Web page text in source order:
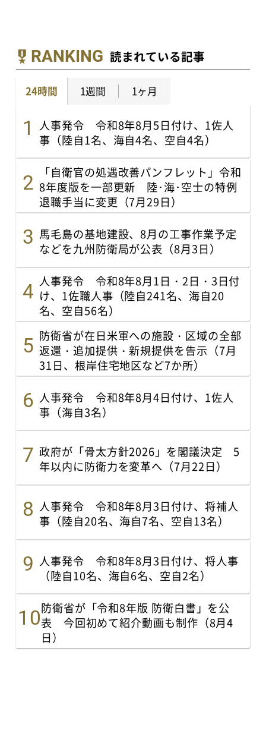
RANKING 読まれている記事
24時間 1週間 1ヶ月
人事発令 令和8年8月5日付け、1佐人
事（陸自1名、海自4名、空自4名）
「自衛官の処遇改善パンフレット」令和
8年度版を一部更新 陸･海･空士の特例
退職手当に変更（7月29日）
馬毛島の基地建設、8月の工事作業予定
などを九州防衛局が公表（8月3日）
人事発令 令和8年8月1日・2日・3日付
け、1佐職人事（陸自241名、海自20
名、空自56名）
防衛省が在日米軍への施設・区域の全部
返還・追加提供・新規提供を告示（7月
31日、根岸住宅地区など7か所）
人事発令 令和8年8月4日付け、1佐人
事（海自3名）
政府が「骨太方針2026」を閣議決定 5
年以内に防衛力を変革へ（7月22日）
人事発令 令和8年8月3日付け、将補人
事（陸自20名、海自7名、空自13名）
人事発令 令和8年8月3日付け、将人事
（陸自10名、海自6名、空自2名）
防衛省が「令和8年版 防衛白書」を公
表 今回初めて紹介動画も制作（8月4
日）